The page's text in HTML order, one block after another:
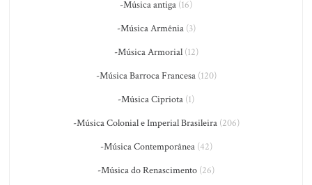
-Música antiga (16)
-Música Armênia(3)
-Música Armorial(12)
-Música Barroca Francesa(120)
-Música Cipriota (1)
-Música Colonial e Imperial Brasileira(206)
-Música Contemporânea(42)
-Música do Renascimento (26)